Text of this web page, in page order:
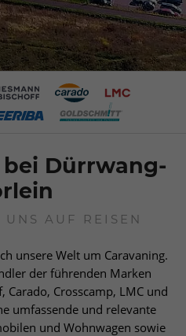
Dürrwang-
AUF REISEN
unsere Welt um Caravaning.
der führenden Marken
Crosscamp, LMC und
umfassende und relevante
und Wohnwagen sowie